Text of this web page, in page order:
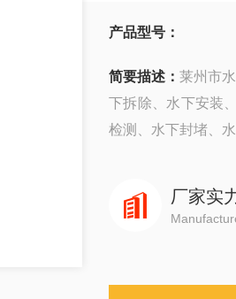
产品型号：
简要描述： 莱州市
下拆除、水下安装
检测、水下封堵、
厂家实